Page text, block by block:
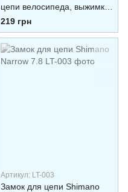
цепи велосипеда, выжимка
Feel Fit
219 грн
Артикул: LT-003
Замок для цепи Shimano